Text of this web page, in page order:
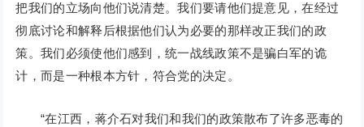
把我们的立场向他们说清楚。我们要请他们提意见，在经过
彻底讨论和解释后根据他们认为必要的那样改正我们的政
策。我们必须使他们感到，统一战线政策不是骗白军的诡
计，而是一种根本方针，符合党的决定。
“在江西，蒋介石对我们和我们的政策散布了许多恶毒的